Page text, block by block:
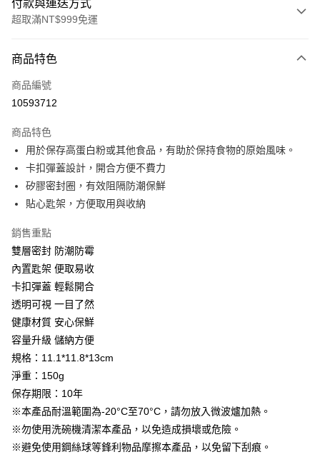
付款與運送方式
超取滿NT$999免運
信用卡一次付款
超商取貨付款
Apple Pay
悠遊付
大哥付你分期
【大哥付你分期使用說明】
1.本服務由台灣大哥大提供，台灣大哥大用戶可立即使用無須另外申請。
2.付款方式選擇「大哥付你分期」，訂單成立後會自動跳轉到大哥付的交易
流程，驗證手機門號後，選擇欲分期的期數、繳款截止日，確認付款後即完
成交易。
3.實際核准額度、可分期數及費用金額請依後續交易確認頁面所載為準。
4.訂單成立30分鐘內，如未前往確認交易或遇審核未通過，訂單將自動取
消。如遇「轉專審核」未通過狀況，表示未達大哥付你分期系統評分，恕無
法說明評估內容。
1.分期款項不併入電信帳單，「大哥付你分期」於每月結算日後寄送繳費提
醒簡訊。
2.透過簡訊連結打開帳單後，可選擇「超商條碼／台灣大直營門市／銀行轉
帳／街口支付／iPASS MONEY」等通路繳費。
【注意事項】
用戶於交易時，得透過本服務購買商品或服務，並由商店將買賣／分期付款
AFTEE先享後付
相關說明
AFTEE先享後付是「在收到商品之後才付款」的支付方式。 讓您購物簡單
便利好安心！
１．簡單：不需註冊會員、不需綁卡、不需儲值。
２．便利：只要手機號碼，簡訊認證，即可結帳。
３．安心：先確認商品／服務後，再付款。
１．於結帳方式選擇「AFTEE先享後付」後，將跳轉至「AFTEE先享後付」
結帳頁面，進行簡訊認證並確認金額後，即可完成結帳。
２．訂單成立數日內，您將收到繳費通知簡訊。
３．收到繳費通知簡訊後14天內，點擊此簡訊中的連結，可透過四大超商／
ATM／網路銀行／等多元方式進行付款，方視為交易完成。
※ 請注意：結帳手續完成當下不需立刻繳費，但若您需要取消訂單，請聯絡
ATM付款
全家取貨付款
每筆NT$80，滿NT$999(含以上)免運費
付款後全家取貨
每筆NT$80，滿NT$1,680(含以上)免運費
商品特色
商品編號
10593712
商品特色
用於保存高蛋白粉或其他食品，有助於保持食物的原始風味。
卡扣彈蓋設計，開合方便不費力
矽膠密封圈，有效阻隔防潮保鮮
貼心匙架，方便取用與收納
銷售重點
雙層密封 防潮防霉
內置匙架 便取易收
卡扣彈蓋 輕鬆開合
透明可視 一目了然
健康材質 安心保鮮
容量升級 儲納方便
規格：11.1*11.8*13cm
淨重：150g
保存期限：10年
※本產品耐溫範圍為-20°C至70°C，請勿放入微波爐加熱。
※勿使用洗碗機清潔本產品，以免造成損壞或危險。
※避免使用鋼絲球等鋒利物品摩擦本產品，以免留下刮痕。